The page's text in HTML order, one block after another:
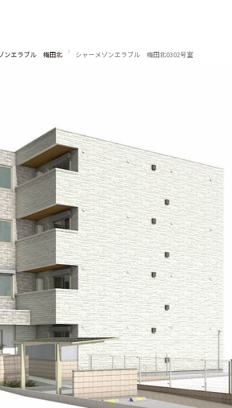
関東
中部
九州
ゾンセレクション ルームツアー
ンエラブル 梅田北 シャーメゾンエラブル 梅田北0302号室